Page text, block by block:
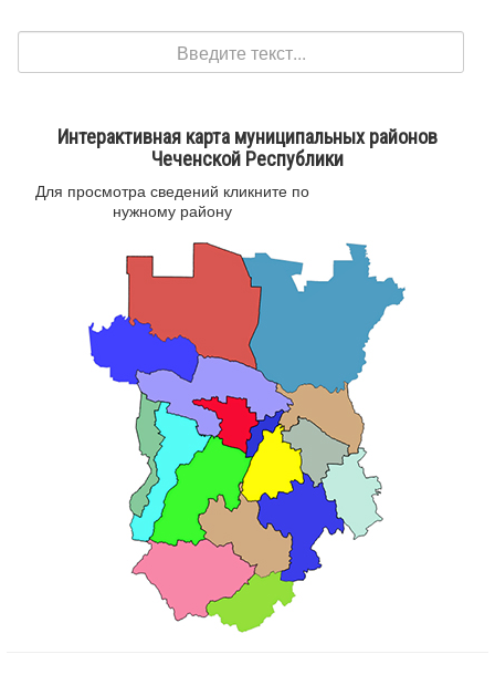
Интерактивная карта муниципальных районов
Чеченской Республики
Для просмотра сведений кликните по
нужному району